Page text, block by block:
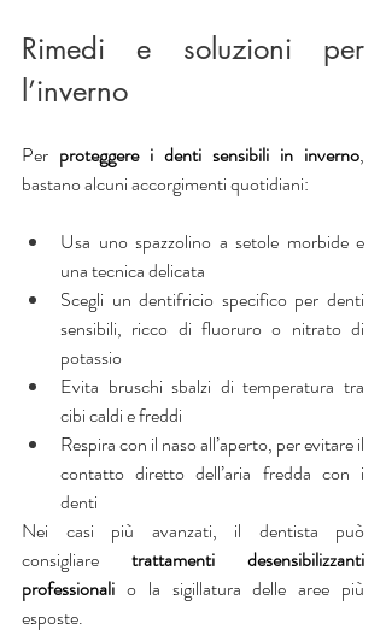
Rimedi e soluzioni per
l’inverno
Per proteggere i denti sensibili in inverno,
bastano alcuni accorgimenti quotidiani:
Usa uno spazzolino a setole morbide e
una tecnica delicata
Scegli un dentifricio specifico per denti
sensibili, ricco di fluoruro o nitrato di
potassio
Evita bruschi sbalzi di temperatura tra
cibi caldi e freddi
Respira con il naso all’aperto, per evitare il
contatto diretto dell’aria fredda con i
denti
Nei casi più avanzati, il dentista può
consigliare trattamenti desensibilizzanti
professionali o la sigillatura delle aree più
esposte.